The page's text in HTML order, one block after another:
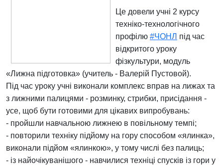
Це довели учні 2 курсу
техніко-технологічного
профілю #ЧОНЛ під час
відкритого уроку
фізкультури, модуль
«Лижна підготовка» (учитель - Валерій Пустовой).
Під час уроку учні виконали комплекс вправ на лижах та
з лижними палицями - розминку, стрибки, присідання -
усе, щоб бути готовими для цікавих випробувань:
- пройшли навчальною лижнею в повільному темпі;
- повторили техніку підйому на гору способом «ялинка»,
виконали підйом «ялинкою», у тому числі без палиць;
- із найочікуванішого - навчилися техніці спусків із гори у